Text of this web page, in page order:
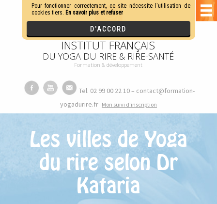
INSTITUT FRANÇAIS
DU YOGA DU RIRE & RIRE-SANTÉ
Formation & développement
Tel. 02 99 00 22 10 – contact@formation-
yogadurire.fr Mon suivi d’inscription
Les villes de Yoga
du rire selon Dr
Kataria